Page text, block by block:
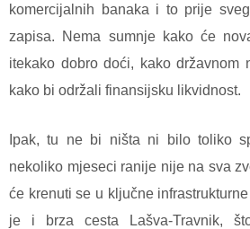
komercijalnih banaka i to prije
zapisa. Nema sumnje kako će
itekako dobro doći, kako državnom
kako bi održali finansijsku likvidnost.
Ipak, tu ne bi ništa ni bilo toliko
nekoliko mjeseci ranije nije na sva
će krenuti se u ključne
je i brza cesta Lašva-Travnik,